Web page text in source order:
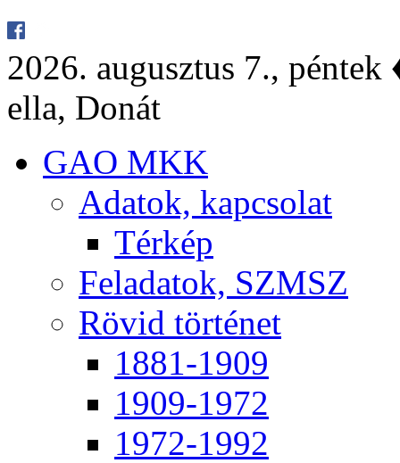
2026. au­gusz­tus 7.,
el­la, Do­nát
GAO MKK
Ada­tok, kap­cso­lat
Tér­kép
Fel­ada­tok, SZMSZ
Rö­vid tör­té­net
1881-1909
1909-1972
1972-1992